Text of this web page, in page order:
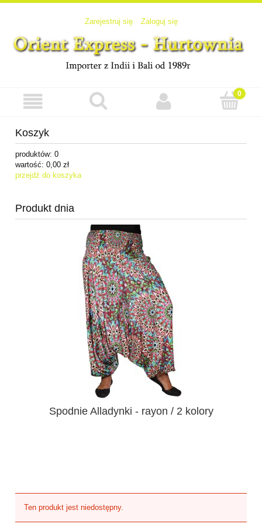
Zarejestruj się Zaloguj się
Koszyk
produktów: 0
wartość: 0,00 zł
przejdź do koszyka
Produkt dnia
Spodnie Alladynki - rayon / 2 kolory
Ten produkt jest niedostępny.